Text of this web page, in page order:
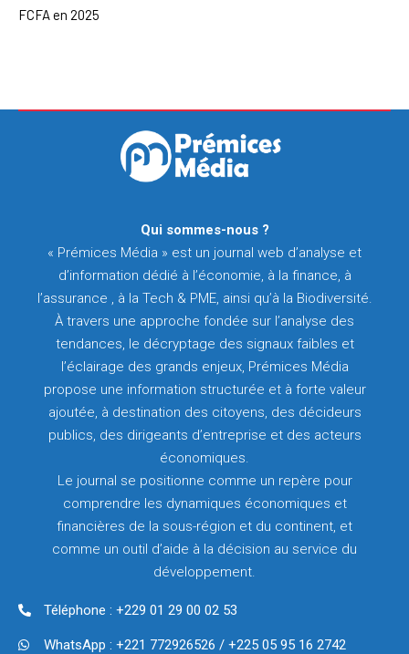
FCFA en 2025
Qui sommes-nous ?
« Prémices Média » est un journal web d’analyse et
d’information dédié à l’économie, à la finance, à
l’assurance , à la Tech & PME, ainsi qu’à la Biodiversité.
À travers une approche fondée sur l’analyse des
tendances, le décryptage des signaux faibles et
l’éclairage des grands enjeux, Prémices Média
propose une information structurée et à forte valeur
ajoutée, à destination des citoyens, des décideurs
publics, des dirigeants d’entreprise et des acteurs
économiques.
Le journal se positionne comme un repère pour
comprendre les dynamiques économiques et
financières de la sous-région et du continent, et
comme un outil d’aide à la décision au service du
développement.
Téléphone : +229 01 29 00 02 53
WhatsApp : +221 772926526 / +225 05 95 16 2742